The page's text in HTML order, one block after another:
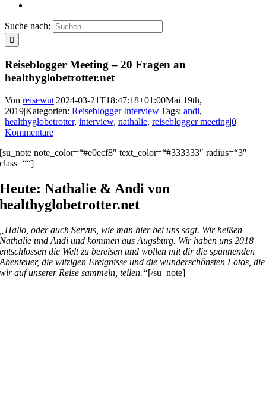
Suche nach:
Reiseblogger Meeting – 20 Fragen an
healthyglobetrotter.net
Von reisewut|2024-03-21T18:47:18+01:00Mai 19th,
2019|Kategorien: Reiseblogger Interview|Tags: andi,
healthyglobetrotter, interview, nathalie, reiseblogger meeting|0
Kommentare
[su_note note_color=“#e0ecf8″ text_color=“#333333″ radius=“3″
class=““]
Heute: Nathalie & Andi von
healthyglobetrotter.net
„Hallo, oder auch Servus, wie man hier bei uns sagt. Wir heißen
Nathalie und Andi und kommen aus Augsburg. Wir haben uns 2018
entschlossen die Welt zu bereisen und wollen mit dir die spannenden
Abenteuer, die witzigen Ereignisse und die wunderschönsten Fotos, die
wir auf unserer Reise sammeln, teilen.“[/su_note]